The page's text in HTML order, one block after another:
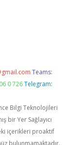
Teams:
0 726 Telegram:
Bilgi Teknolojileri
bir Yer Sağlayıcı
içerikleri proaktif
bulunmamaktadır.